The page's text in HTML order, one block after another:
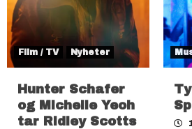
Film / TV Nyheter
Hunter Schafer
og Michelle Yeoh
tar Ridley Scotts